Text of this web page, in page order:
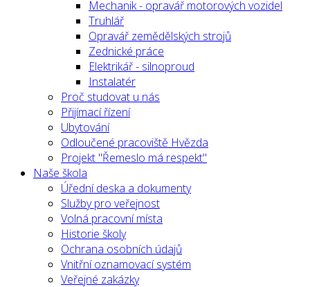
Mechanik - opravář motorových vozidel
Truhlář
Opravář zemědělských strojů
Zednické práce
Elektrikář - silnoproud
Instalatér
Proč studovat u nás
Přijímací řízení
Ubytování
Odloučené pracoviště Hvězda
Projekt "Řemeslo má respekt"
Naše škola
Úřední deska a dokumenty
Služby pro veřejnost
Volná pracovní místa
Historie školy
Ochrana osobních údajů
Vnitřní oznamovací systém
Veřejné zakázky